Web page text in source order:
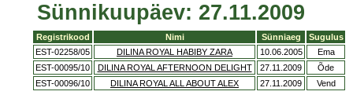
Sünnikuupäev: 27.11.2009
Registrikood Nimi Sünniaeg
Sugulus
EST-02258/05
DILINA ROYAL HABIBY ZARA 10.06.2005
Ema
EST-00095/10
DILINA ROYAL AFTERNOON DELIGHT 27.11.2009
Õde
EST-00096/10
DILINA ROYAL ALL ABOUT ALEX 27.11.2009 Vend